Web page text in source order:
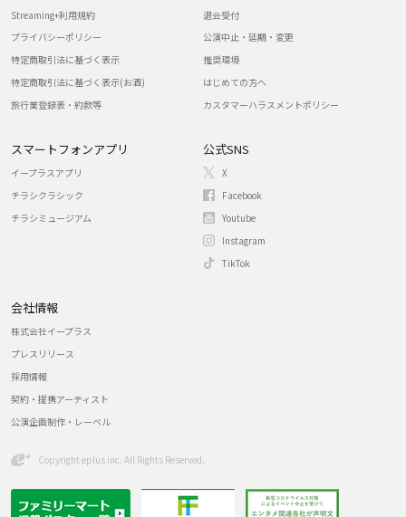
Streaming+利用規約
プライバシーポリシー
特定商取引法に基づく表示
特定商取引法に基づく表示(お酒)
旅行業登録表・約款等
退会受付
公演中止・延期・変更
推奨環境
はじめての方へ
カスタマーハラスメントポリシー
スマートフォンアプリ
イープラスアプリ
チラシクラシック
チラシミュージアム
公式SNS
X
Facebook
Youtube
Instagram
TikTok
会社情報
株式会社イープラス
プレスリリース
採用情報
契約・提携アーティスト
公演企画制作・レーベル
Copyright eplus inc. All Rights Reserved.